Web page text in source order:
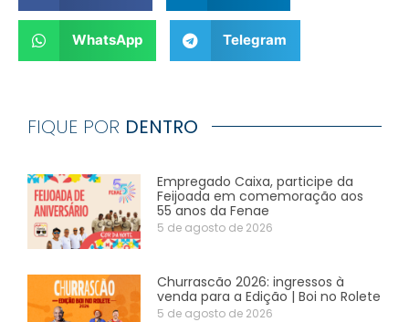
WhatsApp Telegram
FIQUE POR DENTRO
Empregado Caixa, participe da
Feijoada em comemoração aos
55 anos da Fenae
5 de agosto de 2026
Churrascão 2026: ingressos à
venda para a Edição | Boi no Rolete
5 de agosto de 2026